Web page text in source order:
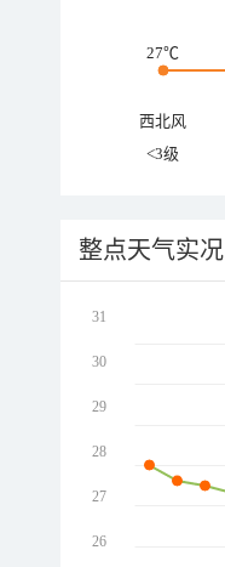
27℃
西北风
<3级
整点天气实况
31
30
29
28
27
26